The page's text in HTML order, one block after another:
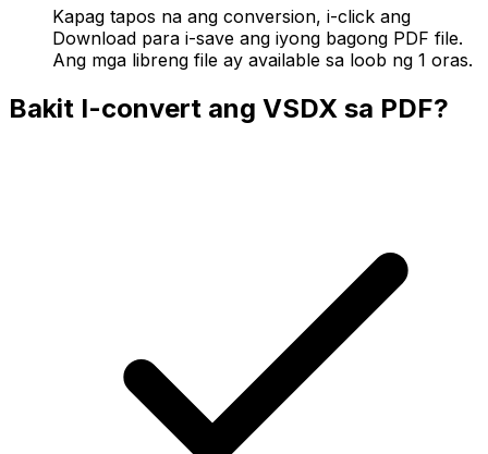
Kapag tapos na ang conversion, i-click ang
Download para i-save ang iyong bagong PDF file.
Ang mga libreng file ay available sa loob ng 1 oras.
Bakit I-convert ang VSDX sa PDF?